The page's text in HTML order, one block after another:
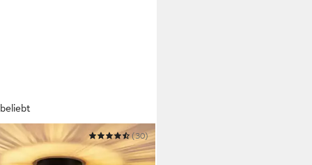
retro Schwarz Kristall
(30)